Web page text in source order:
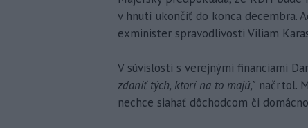
v hnutí ukončiť do konca decembra.
exminister spravodlivosti Viliam
V súvislosti s verejnými financiami
zdaniť tých, ktorí na to majú," načrtol.
nechce siahať dôchodcom či